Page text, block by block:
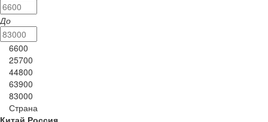
До
6600
25700
44800
63900
83000
Страна